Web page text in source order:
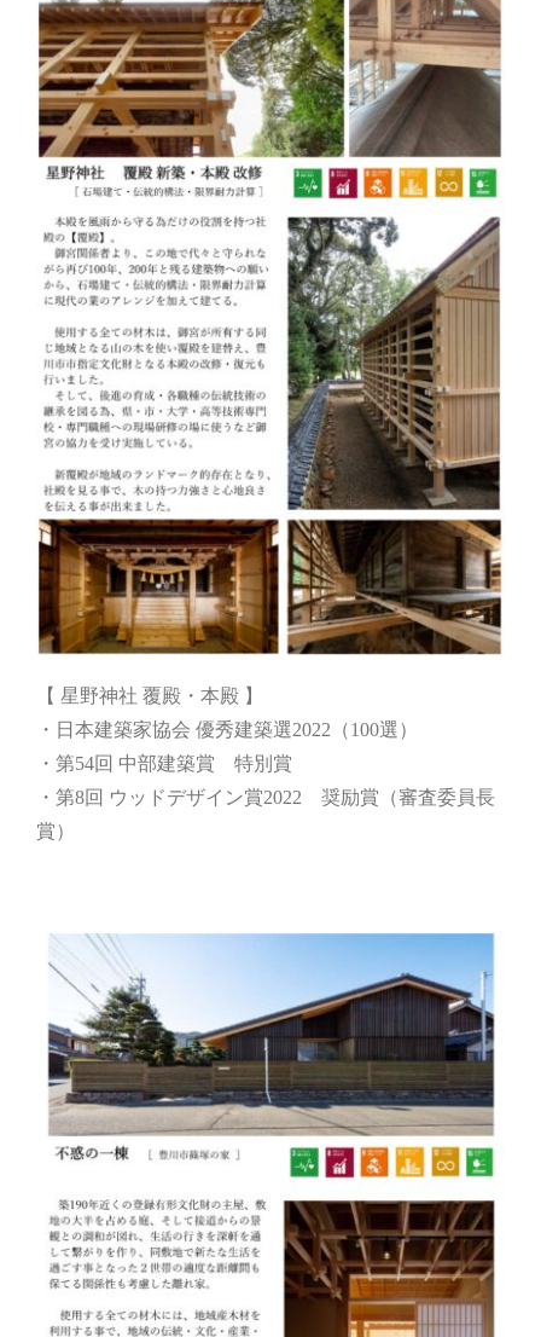
【 星野神社 覆殿・本殿 】
・日本建築家協会 優秀建築選2022（100選）
・第54回 中部建築賞 特別賞
・第8回 ウッドデザイン賞2022 奨励賞（審査委員長
賞）